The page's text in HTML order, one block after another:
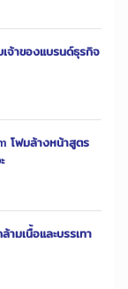
จ้าของแบรนด์ธุรกิจ
โฟมล้างหน้าสูตร
มเนื้อและบรรเทา